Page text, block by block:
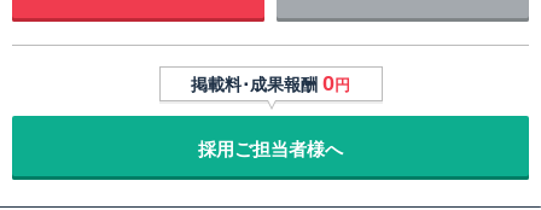
掲載料･成果報酬 0円
採用ご担当者様へ